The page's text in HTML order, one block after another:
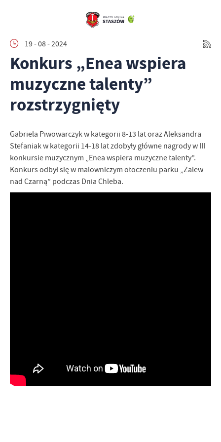
19 - 08 - 2024
Konkurs „Enea wspiera
muzyczne talenty”
rozstrzygnięty
Gabriela Piwowarczyk w kategorii 8-13 lat oraz Aleksandra
Stefaniak w kategorii 14-18 lat zdobyły główne nagrody w III
konkursie muzycznym „Enea wspiera muzyczne talenty”.
Konkurs odbył się w malowniczym otoczeniu parku „Zalew
nad Czarną” podczas Dnia Chleba.